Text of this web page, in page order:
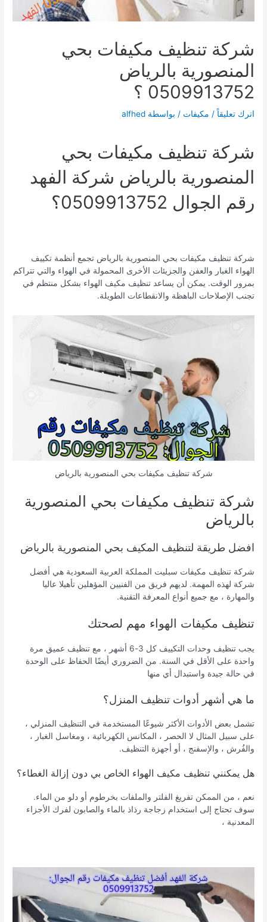
شركة تنظيف مكيفات بحي
المنصورية بالرياض
0509913752 ؟
اترك تعليقاً / مكيفات / بواسطة alfhed
شركة تنظيف مكيفات بحي
المنصورية بالرياض شركة الفهد
رقم الجوال 0509913752؟
شركة تنظيف مكيفات بحي المنصورية بالرياض تجمع أنظمة تكييف
الهواء الغبار والعفن والجزيئات الأخرى المحمولة في الهواء والتي تتراكم
بمرور الوقت. يمكن أن يساعد تنظيف مكيف الهواء بشكل منتظم في
تجنب الإصلاحات الباهظة والانقطاعات الطويلة.
شركة تنظيف مكيفات بحي المنصورية بالرياض
شركة تنظيف مكيفات بحي المنصورية
بالرياض
افضل طريقة لتنظيف المكيف بحي المنصورية بالرياض
شركة تنظيف مكيفات سبليت المملكة العربية السعودية هي أفضل
شركة لهذه المهمة. لديهم فريق من الفنيين المؤهلين تأهيلا عاليا
والمهارة ، مع جميع أنواع المعرفة التقنية.
تنظيف مكيفات الهواء مهم لصحتك
يجب تنظيف وحدات التكييف كل 3-6 أشهر ، مع تنظيف عميق مرة
واحدة على الأقل في السنة. من الضروري أيضًا الحفاظ على الوحدة
في حالة جيدة واستبدال أي منها
ما هي أشهر أدوات تنظيف المنزل؟
تشمل بعض الأدوات الأكثر شيوعًا المستخدمة في التنظيف المنزلي ،
على سبيل المثال لا الحصر ، المكانس الكهربائية ، ومغاسل الغبار ،
والفُرش ، والإسفنج ، أو أجهزة التنظيف.
هل يمكنني تنظيف مكيف الهواء الخاص بي دون إزالة الغطاء؟
نعم ، من الممكن تفريغ الفلتر والملفات بخرطوم أو دلو من الماء.
سوف تحتاج إلى استخدام زجاجة رذاذ بالماء والصابون لفرك الأجزاء
المعدنية ،